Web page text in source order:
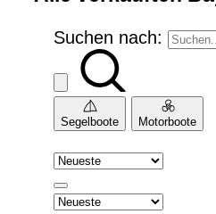
Suchen nach:
Segelboote Motorboote